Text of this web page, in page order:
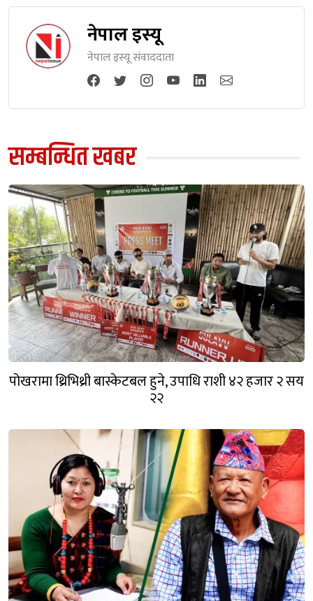
नेपाल इस्यू
नेपाल इस्यू संवाददाता
सम्बन्धित खबर
पोखरामा थ्रिभिथ्री बास्केटबल हुने, उपाधि राशी ४२ हजार २ सय
२२